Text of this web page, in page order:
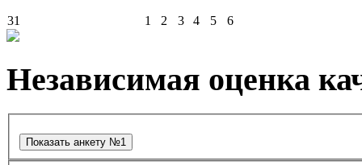
31 1 2 3 4 5 6
Независимая оценка